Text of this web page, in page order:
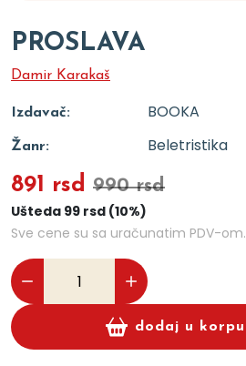
PROSLAVA
Damir Karakaš
Izdavač: BOOKA
Žanr: Beletristika
891 rsd 990 rsd
Ušteda 99 rsd (10%)
Sve cene su sa uračunatim PDV-om.
dodaj u korpu